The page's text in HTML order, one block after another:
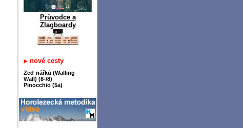
Průvodce a
Zlagboardy
nové cesty
Zeď nářků (Walling
Wall) (8-/8)
Pinocchio (5a)